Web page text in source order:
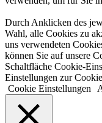
Durch Anklicken des
Wahl, alle Cookies zu
uns verwendeten
können Sie auf unsere
Schaltfläche Cookie-
Einstellungen zur
Cookie Einstellungen